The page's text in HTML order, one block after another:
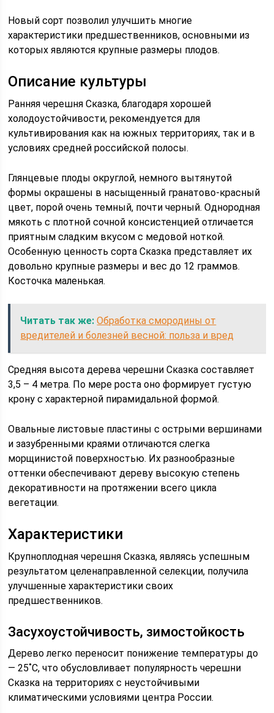
Новый сорт позволил улучшить многие
характеристики предшественников, основными из
которых являются крупные размеры плодов.
Описание культуры
Ранняя черешня Сказка, благодаря хорошей
холодоустойчивости, рекомендуется для
культивирования как на южных территориях, так и в
условиях средней российской полосы.
Глянцевые плоды округлой, немного вытянутой
формы окрашены в насыщенный гранатово-красный
цвет, порой очень темный, почти черный. Однородная
мякоть с плотной сочной консистенцией отличается
приятным сладким вкусом с медовой ноткой.
Особенную ценность сорта Сказка представляет их
довольно крупные размеры и вес до 12 граммов.
Косточка маленькая.
Читать так же: Обработка смородины от
вредителей и болезней весной: польза и вред
Средняя высота дерева черешни Сказка составляет
3,5 – 4 метра. По мере роста оно формирует густую
крону с характерной пирамидальной формой.
Овальные листовые пластины с острыми вершинами
и зазубренными краями отличаются слегка
морщинистой поверхностью. Их разнообразные
оттенки обеспечивают дереву высокую степень
декоративности на протяжении всего цикла
вегетации.
Характеристики
Крупноплодная черешня Сказка, являясь успешным
результатом целенаправленной селекции, получила
улучшенные характеристики своих
предшественников.
Засухоустойчивость, зимостойкость
Дерево легко переносит понижение температуры до
— 25˚С, что обусловливает популярность черешни
Сказка на территориях с неустойчивыми
климатическими условиями центра России.